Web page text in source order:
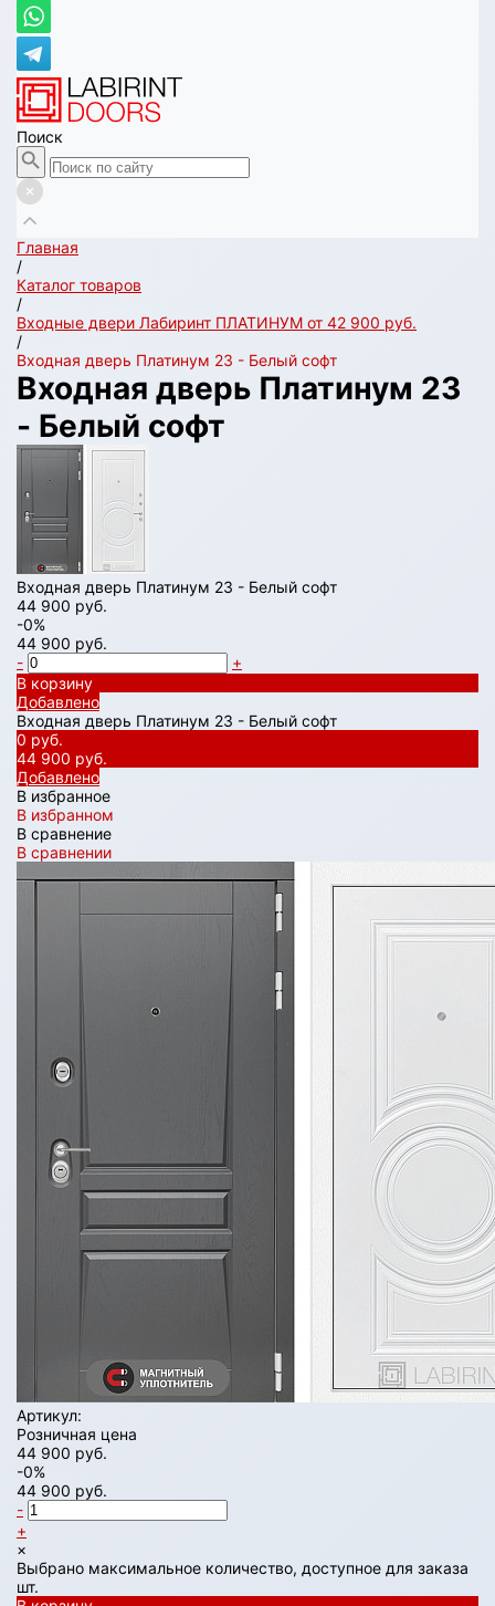
Поиск
Главная
/
Каталог товаров
/
Входные двери Лабиринт ПЛАТИНУМ от 42 900 руб.
/
Входная дверь Платинум 23 - Белый софт
Входная дверь Платинум 23
- Белый софт
Входная дверь Платинум 23 - Белый софт
44 900 руб.
-0%
44 900 руб.
-
+
В корзину
Добавлено
Входная дверь Платинум 23 - Белый софт
0 руб.
44 900 руб.
Добавлено
В избранное
В избранном
В сравнение
В сравнении
Артикул:
Розничная цена
44 900 руб.
-0%
44 900 руб.
-
+
×
Выбрано максимальное количество, доступное для заказа
шт.